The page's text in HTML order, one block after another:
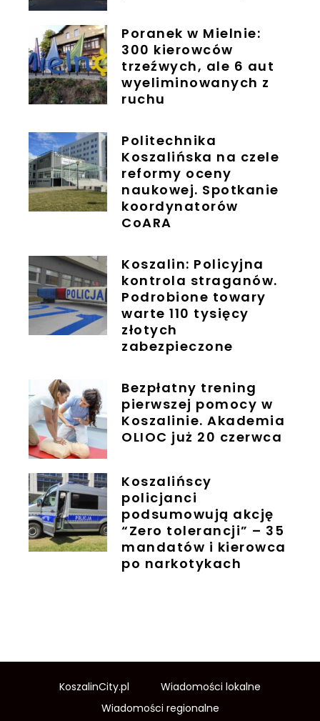
Poranek w Mielnie:
300 kierowców
trzeźwych, ale 6 aut
wyeliminowanych z
ruchu
Politechnika
Koszalińska na czele
reformy oceny
naukowej. Spotkanie
koordynatorów
CoARA
Koszalin: Policyjna
kontrola straganów.
Podrobione towary
warte 110 tysięcy
złotych
zabezpieczone
Bezpłatny trening
pierwszej pomocy w
Koszalinie. Akademia
OLIOC już 20 czerwca
Koszalińscy
policjanci
podsumowują akcję
“Zero tolerancji” – 35
mandatów i kierowca
po narkotykach
KoszalinCity.pl
Wiadomości lokalne
Wiadomości regionalne